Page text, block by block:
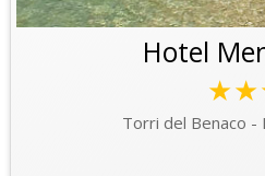
Hotel
Torri del Benaco -